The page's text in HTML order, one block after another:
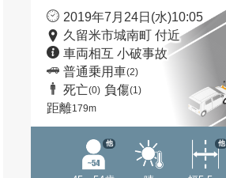
2019年7月24日(水)10:05
久留米市城南町 付近
車両相互 小破事故
普通乗用車(2)
死亡(0) 負傷(1)
距離179m
他 他